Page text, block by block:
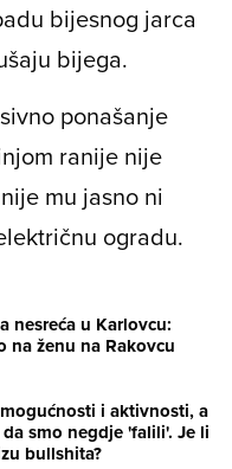
bijesnog jarca
bijega.
ponašanje
ranije nije
mu jasno ni
ogradu.
nesreća u Karlovcu:
ženu na Rakovcu
i aktivnosti, a
smo negdje 'falili'. Je li
bullshita?